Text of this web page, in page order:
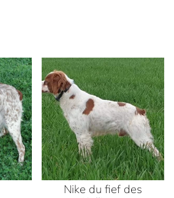
Nike du fief des